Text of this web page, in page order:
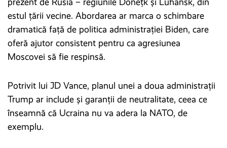
estul țării vecine. Abordarea ar marca o schimbare
dramatică față de politica administrației Biden, care
oferă ajutor consistent pentru ca agresiunea
Moscovei să fie respinsă.
Potrivit lui JD Vance, planul unei a doua administrații
Trump ar include și garanții de neutralitate, ceea ce
înseamnă că Ucraina nu va adera la NATO, de
exemplu.